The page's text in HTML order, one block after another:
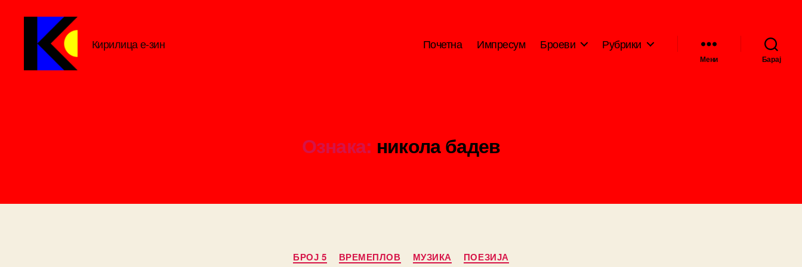
Кирилица е-зин Почетна Импресум Броеви Рубрики
Мени Барај
Ознака: никола бадев
Categories
БРОЈ 5 ВРЕМЕПЛОВ МУЗИКА ПОЕЗИЈА